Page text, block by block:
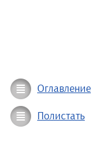
Оглавление
Полистать